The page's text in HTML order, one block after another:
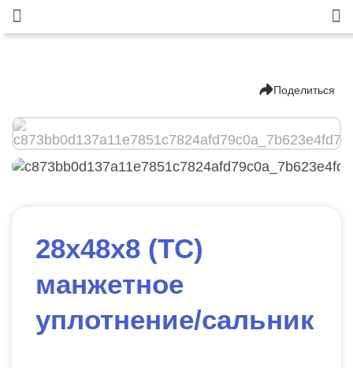
Поделиться
28х48х8 (TC)
манжетное
уплотнение/сальник